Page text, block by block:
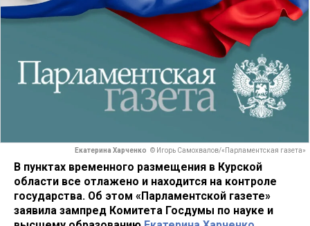
Екатерина Харченко © Игорь Самохвалов/«Парламентская газета»
В пунктах временного размещения в Курской
области все отлажено и находится на контроле
государства. Об этом «Парламентской газете»
заявила зампред Комитета Госдумы по науке и